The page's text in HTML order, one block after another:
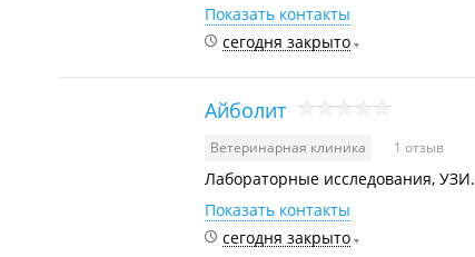
Показать контакты
сегодня закрыто
Айболит
Ветеринарная клиника 1 отзыв
Лабораторные исследования, УЗИ.
Показать контакты
сегодня закрыто